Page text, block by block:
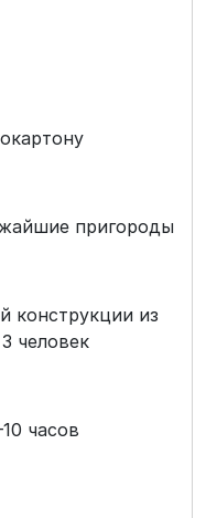
пригороды
конструкции из
человек
часов